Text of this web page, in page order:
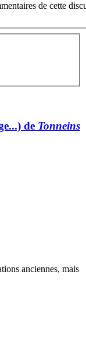
de cette
de Tonneins
anciennes, mais